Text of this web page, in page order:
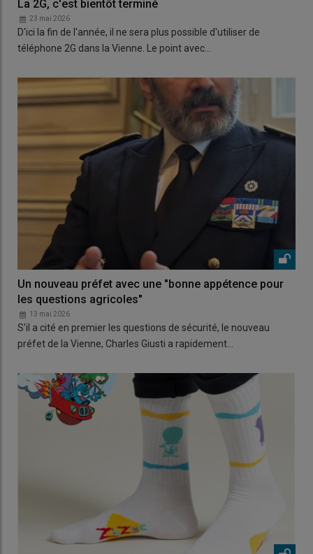
La 2G, c'est bientôt terminé
23 mai 2026
D'ici la fin de l'année, il ne sera plus possible d'utiliser de
téléphone 2G dans la Vienne. Le point avec…
Un nouveau préfet avec une "bonne appétence pour
les questions agricoles"
13 mai 2026
S'il a cité en premier les questions de sécurité, le nouveau
préfet de la Vienne, Charles Giusti a rapidement…